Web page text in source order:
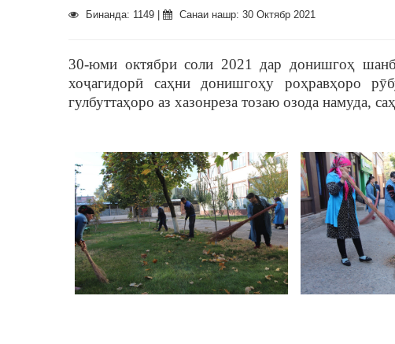
Бинанда: 1149 | Санаи нашр: 30 Октябр 2021
30-юми октябри соли 2021 дар донишгоҳ
хоҷагидорӣ саҳни донишгоҳу роҳравҳоро
гулбуттаҳоро аз хазонреза тозаю озода намуда,